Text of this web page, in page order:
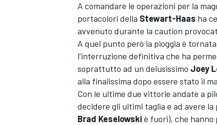
A comandare le operazioni per la
portacolori della Stewart-Haas ha
avvenuto durante la caution
A quel punto però la pioggia è
l'interruzione definitiva che ha
soprattutto ad un delusissimo Joey
alla finalissima dopo essere stato il
Con le ultime due vittorie andate a
decidere gli ultimi taglia e ad avere
Brad Keselowskiè fuori), che